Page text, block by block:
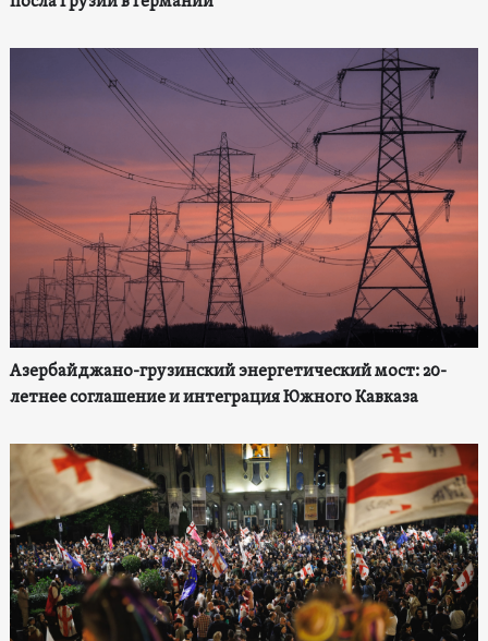
Азербайджано-грузинский энергетический мост: 20-
летнее соглашение и интеграция Южного Кавказа